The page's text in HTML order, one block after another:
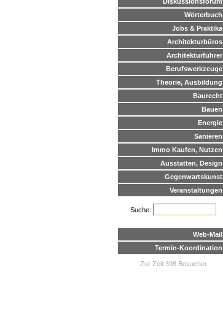
Wörterbuch
Jobs & Praktika
Architekturbüros
Architekturführer
Berufswerkzeuge
Theorie, Ausbildung
Baurecht
Bauen
Energie
Sanieren
Immo Kaufen, Nutzen
Ausstatten, Design
Gegenwartskunst
Veranstaltungen
Suche:
Web-Mail
Termin-Koordination
Zur Zeit 398 Besucher